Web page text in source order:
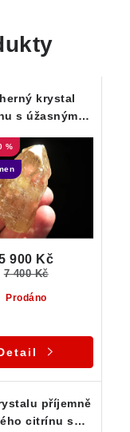
krystal
s úžasným
vnitřním
světem
%
Prodáno
900 Kč
7 400 Kč
příjemně
citrínu s